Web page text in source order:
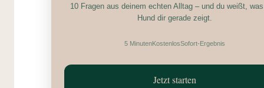
10 Fragen aus deinem echten Alltag – und du weißt,
Hund dir gerade zeigt.
5 MinutenKostenlosSofort-Ergebnis
Jetzt starten